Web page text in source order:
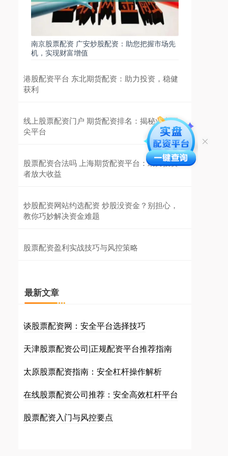
南京股票配资 广安炒股配资：助您把握市场先
机，实现财富增值
港股配资平台 东北期货配资：助力投资，稳健
获利
线上股票配资门户 期货配资排名：揭秘业内顶
尖平台
股票配资合法吗 上海期货配资平台：助力投资
者放大收益
炒股配资网站约选配资 炒股没资金？别担心，
教你巧妙解决资金难题
股票配资盈利实战技巧与风控策略
最新文章
谈股票配资网：安全平台选择技巧
天津股票配资公司|正规配资平台推荐指南
太原股票配资指南：安全杠杆操作解析
在线股票配资公司推荐：安全高效杠杆平台
股票配资入门与风控要点